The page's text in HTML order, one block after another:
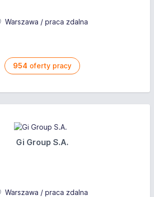
Warszawa / praca zdalna
954 oferty pracy
Gi Group S.A.
Warszawa / praca zdalna